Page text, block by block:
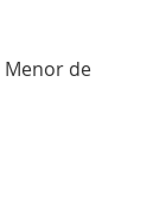
Menor de